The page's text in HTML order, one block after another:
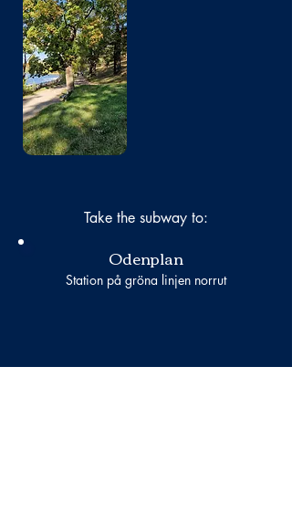
No photo
Take the subway to:
Odenplan
Station på gröna linjen norrut